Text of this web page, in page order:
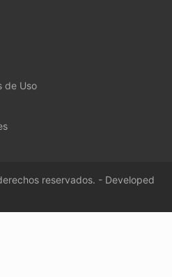
de Uso
reservados. - Developed